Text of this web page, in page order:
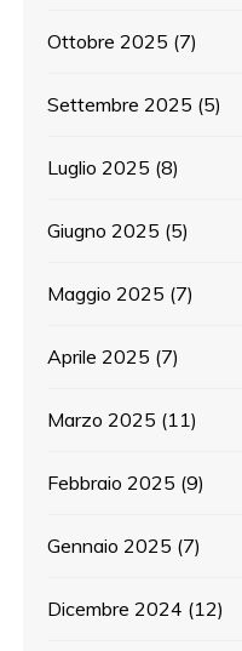
Ottobre 2025 (7)
Settembre 2025 (5)
Luglio 2025 (8)
Giugno 2025 (5)
Maggio 2025 (7)
Aprile 2025 (7)
Marzo 2025 (11)
Febbraio 2025 (9)
Gennaio 2025 (7)
Dicembre 2024 (12)